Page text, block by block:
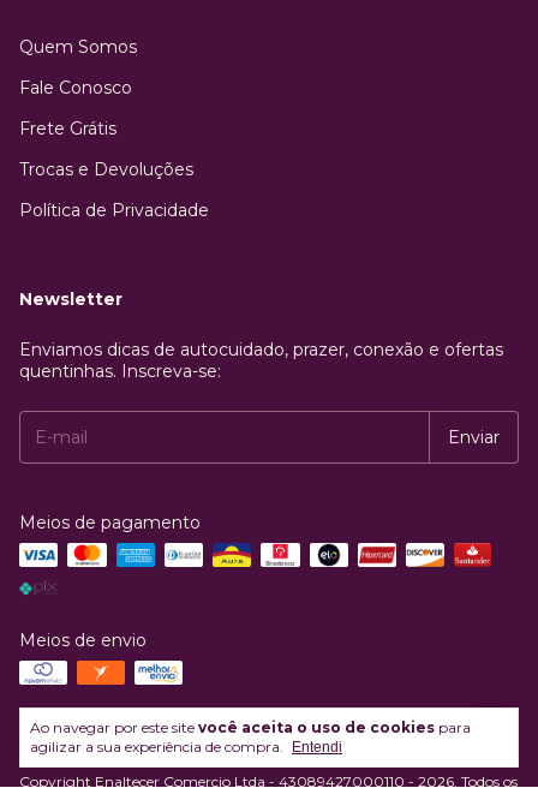
Ao navegar por este site você aceita o uso de cookies para
agilizar a sua experiência de compra.
Entendi
Quem Somos
Fale Conosco
Frete Grátis
Trocas e Devoluções
Política de Privacidade
Newsletter
Enviamos dicas de autocuidado, prazer, conexão e ofertas
quentinhas. Inscreva-se:
Meios de pagamento
Meios de envio
Copyright Enaltecer Comercio Ltda - 43089427000110 - 2026. Todos os